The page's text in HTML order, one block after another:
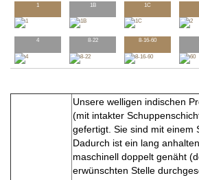
1 1B 1C
4 8-22 8-16-60
Unsere welligen indischen
(mit intakter
gefertigt. Sie sind mit einem
Dadurch ist ein lang
maschinell doppelt genäht
erwünschten Stelle